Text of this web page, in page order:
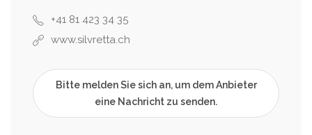
+41 81 423 34 35
www.silvretta.ch
Bitte melden Sie sich an, um dem Anbieter
eine Nachricht zu senden.